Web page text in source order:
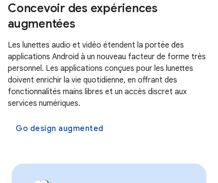
Concevoir des expériences
augmentées
Les lunettes audio et vidéo étendent la portée des
applications Android à un nouveau facteur de forme très
personnel. Les applications conçues pour les lunettes
doivent enrichir la vie quotidienne, en offrant des
fonctionnalités mains libres et un accès discret aux
services numériques.
Go design augmented